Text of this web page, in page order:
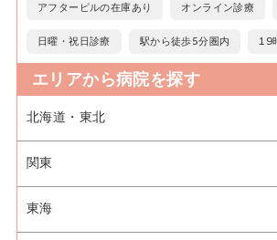
アフターピルの在庫あり オンライン診療
日曜・祝日診療 駅から徒歩5分圏内 19
エリアから病院を探す
北海道・東北
関東
東海